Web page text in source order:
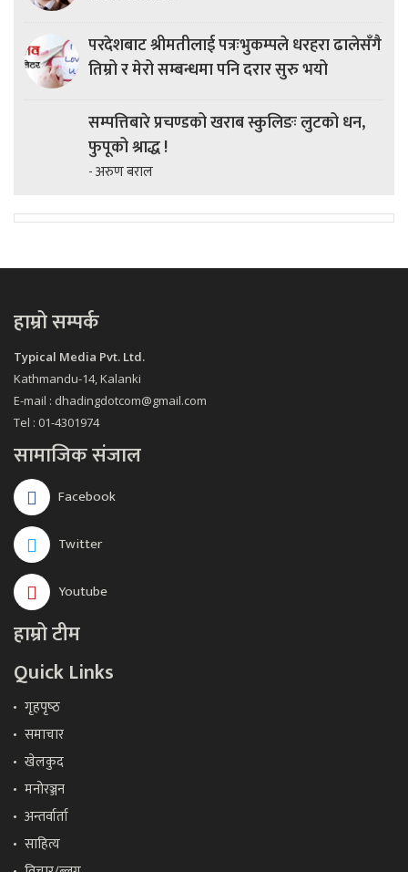
परदेशबाट श्रीमतीलाई पत्रःभुकम्पले धरहरा ढालेसँगै
तिम्रो र मेरो सम्बन्धमा पनि दरार सुरु भयो
सम्पत्तिबारे प्रचण्डको खराब स्कुलिङः लुटको धन,
फुपूको श्राद्ध !
- अरुण बराल
हाम्रो सम्पर्क
Typical Media Pvt. Ltd.
Kathmandu-14, Kalanki
E-mail : dhadingdotcom@gmail.com
Tel : 01-4301974
सामाजिक संजाल
Facebook
Twitter
Youtube
हाम्रो टीम
Quick Links
गृहपृष्‍ठ
समाचार
खेलकुद
मनोरञ्जन
अन्तर्वार्ता
साहित्य